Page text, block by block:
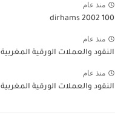
منذ عام
100 dirhams 2002
منذ عام
النقود والعملات الورقية المغربية 1956 - 500 francs
منذ عام
النقود والعملات الورقية المغربية 1955 - 10000 francs